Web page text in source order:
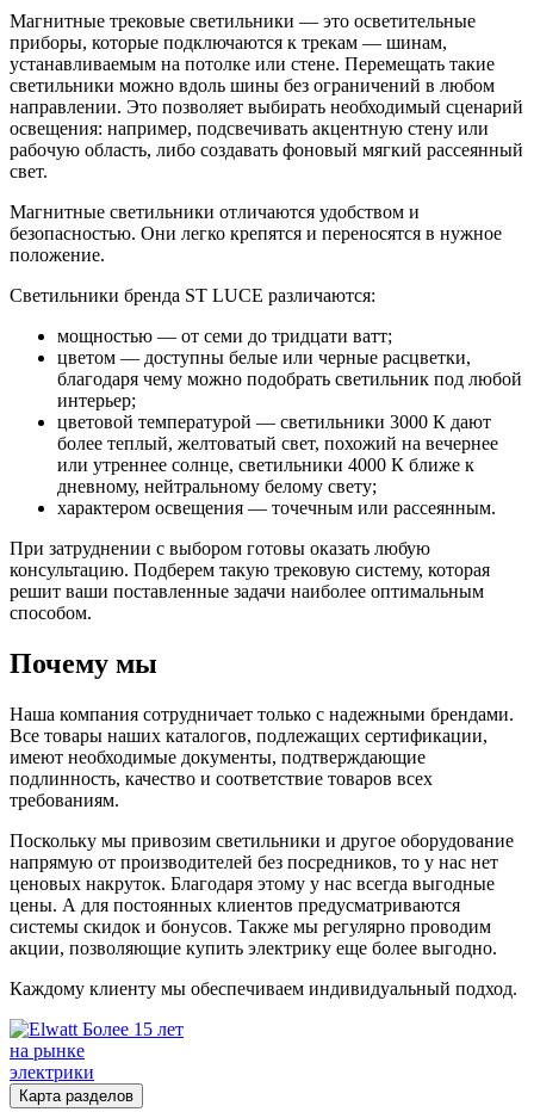
Магнитные трековые светильники — это осветительные
приборы, которые подключаются к трекам — шинам,
устанавливаемым на потолке или стене. Перемещать такие
светильники можно вдоль шины без ограничений в любом
направлении. Это позволяет выбирать необходимый сценарий
освещения: например, подсвечивать акцентную стену или
рабочую область, либо создавать фоновый мягкий рассеянный
свет.
Магнитные светильники отличаются удобством и
безопасностью. Они легко крепятся и переносятся в нужное
положение.
Светильники бренда ST LUCE различаются:
мощностью — от семи до тридцати ватт;
цветом — доступны белые или черные расцветки,
благодаря чему можно подобрать светильник под любой
интерьер;
цветовой температурой — светильники 3000 К дают
более теплый, желтоватый свет, похожий на вечернее
или утреннее солнце, светильники 4000 К ближе к
дневному, нейтральному белому свету;
характером освещения — точечным или рассеянным.
При затруднении с выбором готовы оказать любую
консультацию. Подберем такую трековую систему, которая
решит ваши поставленные задачи наиболее оптимальным
способом.
Почему мы
Наша компания сотрудничает только с надежными брендами.
Все товары наших каталогов, подлежащих сертификации,
имеют необходимые документы, подтверждающие
подлинность, качество и соответствие товаров всех
требованиям.
Поскольку мы привозим светильники и другое оборудование
напрямую от производителей без посредников, то у нас нет
ценовых накруток. Благодаря этому у нас всегда выгодные
цены. А для постоянных клиентов предусматриваются
системы скидок и бонусов. Также мы регулярно проводим
акции, позволяющие купить электрику еще более выгодно.
Каждому клиенту мы обеспечиваем индивидуальный подход.
Более 15 лет
на рынке
электрики
Карта разделов